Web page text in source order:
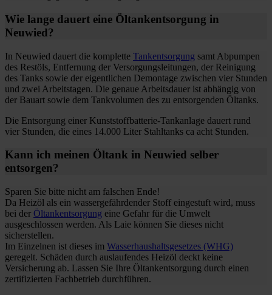
Wie lange dauert eine Öltankentsorgung in
Neuwied?
In Neuwied dauert die komplette Tankentsorgung samt Abpumpen
des Restöls, Entfernung der Versorgungsleitungen, der Reinigung
des Tanks sowie der eigentlichen Demontage zwischen vier Stunden
und zwei Arbeitstagen. Die genaue Arbeitsdauer ist abhängig von
der Bauart sowie dem Tankvolumen des zu entsorgenden Öltanks.
Die Entsorgung einer Kunststoffbatterie-Tankanlage dauert rund
vier Stunden, die eines 14.000 Liter Stahltanks ca acht Stunden.
Kann ich meinen Öltank in Neuwied selber
entsorgen?
Sparen Sie bitte nicht am falschen Ende!
Da Heizöl als ein wassergefährdender Stoff eingestuft wird, muss
bei der Öltankentsorgung eine Gefahr für die Umwelt
ausgeschlossen werden. Als Laie können Sie dieses nicht
sicherstellen.
Im Einzelnen ist dieses im Wasserhaushaltsgesetzes (WHG)
geregelt. Schäden durch auslaufendes Heizöl deckt keine
Versicherung ab. Lassen Sie Ihre Öltankentsorgung durch einen
zertifizierten Fachbetrieb durchführen.